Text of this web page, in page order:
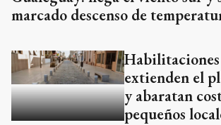
marcado descenso de
extienden el
y abaratan
pequeños